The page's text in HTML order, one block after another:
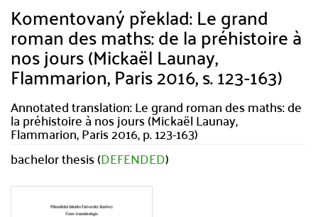
Komentovaný překlad: Le grand
roman des maths: de la préhistoire à
nos jours (Mickaël Launay,
Flammarion, Paris 2016, s. 123-163)
Annotated translation: Le grand roman des maths: de
la préhistoire à nos jours (Mickaël Launay,
Flammarion, Paris 2016, p. 123-163)
bachelor thesis (DEFENDED)